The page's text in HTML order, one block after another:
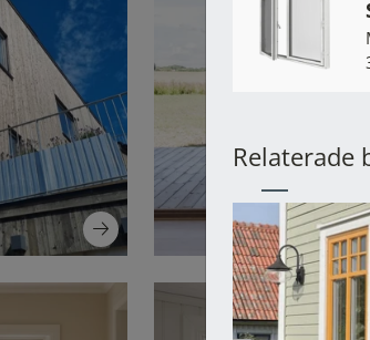
Relaterade